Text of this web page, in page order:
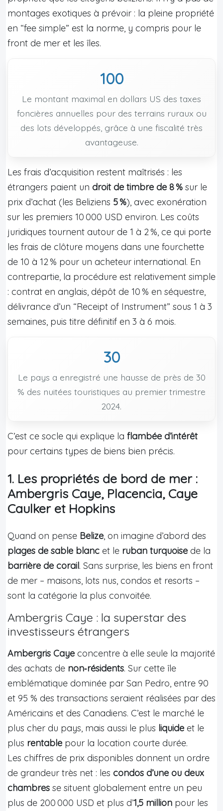
montages exotiques à prévoir : la pleine propriété
en “fee simple” est la norme, y compris pour le
front de mer et les îles.
100
Le montant maximal en dollars US des taxes
foncières annuelles pour des terrains ruraux ou
des lots développés, grâce à une fiscalité très
avantageuse.
Les frais d’acquisition restent maîtrisés : les
étrangers paient un droit de timbre de 8 % sur le
prix d’achat (les Beliziens 5 %), avec exonération
sur les premiers 10 000 USD environ. Les coûts
juridiques tournent autour de 1 à 2 %, ce qui porte
les frais de clôture moyens dans une fourchette
de 10 à 12 % pour un acheteur international. En
contrepartie, la procédure est relativement simple
: contrat en anglais, dépôt de 10 % en séquestre,
délivrance d’un “Receipt of Instrument” sous 1 à 3
semaines, puis titre définitif en 3 à 6 mois.
30
Le pays a enregistré une hausse de près de 30
% des nuitées touristiques au premier trimestre
2024.
C’est ce socle qui explique la flambée d’intérêt
pour certains types de biens bien précis.
1. Les propriétés de bord de mer :
Ambergris Caye, Placencia, Caye
Caulker et Hopkins
Quand on pense Belize, on imagine d’abord des
plages de sable blanc et le ruban turquoise de la
barrière de corail. Sans surprise, les biens en front
de mer – maisons, lots nus, condos et resorts –
sont la catégorie la plus convoitée.
Ambergris Caye : la superstar des
investisseurs étrangers
Ambergris Caye concentre à elle seule la majorité
des achats de non‑résidents. Sur cette île
emblématique dominée par San Pedro, entre 90
et 95 % des transactions seraient réalisées par des
Américains et des Canadiens. C’est le marché le
plus cher du pays, mais aussi le plus liquide et le
plus rentable pour la location courte durée.
Les chiffres de prix disponibles donnent un ordre
de grandeur très net : les condos d’une ou deux
chambres se situent globalement entre un peu
plus de 200 000 USD et plus d’1,5 million pour les